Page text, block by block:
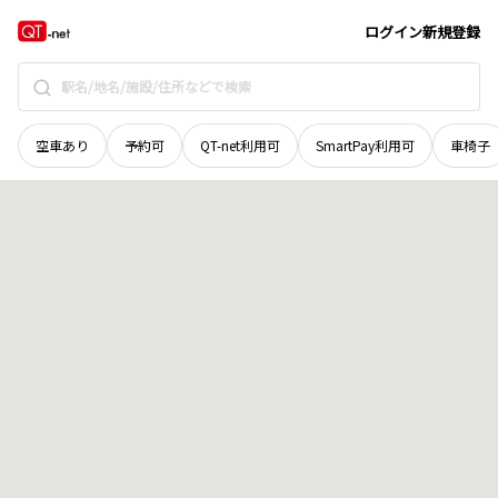
ログイン新規登録
空車あり 予約可 QT-net利用可 SmartPay利用可 車椅子
宮城県